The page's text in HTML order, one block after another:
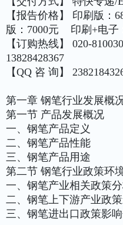
【报告价格】 印刷版：
版：7000元 印刷+电子
【订购热线】 020-
13828428367
【QQ 咨 询】
第一章 钢笔行业发展概
第一节 产品发展概况
一、钢笔产品定义
二、钢笔产品性能
三、钢笔产品用途
第二节 钢笔行业政策环
一、钢笔产业相关政策
二、钢笔上下游产业政
三、钢笔进出口政策影